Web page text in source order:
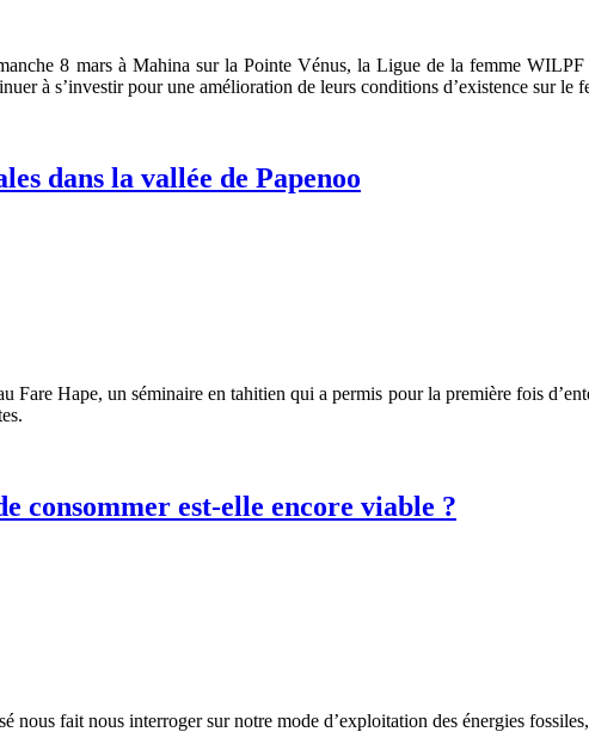
8 mars à Mahina sur la Pointe Vénus, la Ligue de la femme
à s’investir pour une amélioration de leurs conditions d’existence sur le
dans la vallée de Papenoo
Fare Hape, un séminaire en tahitien qui a permis pour la première fois
consommer est-elle encore viable ?
nous fait nous interroger sur notre mode d’exploitation des énergies